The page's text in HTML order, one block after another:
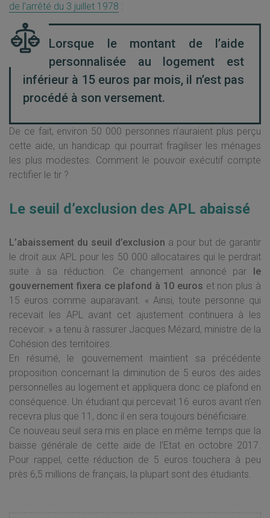
de l’arrêté du 3 juillet 1978 :
Lorsque le montant de l’aide
personnalisée au logement est
inférieur à 15 euros par mois, il n’est pas
procédé à son versement.
De ce fait, environ 50 000 personnes n’auraient plus perçu
cette aide, un handicap qui pourrait fragiliser les ménages
les plus modestes. Comment le pouvoir exécutif compte
rectifier le tir ?
Le seuil d’exclusion des APL abaissé
L’abaissement du seuil d’exclusion a pour but de garantir
le droit aux APL pour les 50 000 allocataires qui le perdrait
suite à sa réduction. Ce changement annoncé par le
gouvernement fixera ce plafond à 10 euros et non plus à
15 euros comme auparavant. « Ainsi, toute personne qui
recevait les APL avant cet ajustement continuera à les
recevoir. » a tenu à rassurer Jacques Mézard, ministre de la
Cohésion des territoires.
En résumé, le gouvernement maintient sa précédente
proposition concernant la diminution de 5 euros des aides
personnelles au logement et appliquera donc ce plafond en
conséquence. Un étudiant qui percevait 16 euros avant n’en
recevra plus que 11, donc il en sera toujours bénéficiaire.
Ce nouveau seuil sera mis en place en même temps que la
baisse générale de cette aide de l’Etat en octobre 2017.
Pour rappel, cette réduction de 5 euros touchera à peu
près 6,5 millions de français, la plupart sont des étudiants.